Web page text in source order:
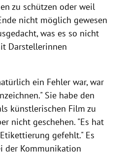
zu schützen oder weil
nicht möglich gewesen
was es so nicht
Darstellerinnen
ein Fehler war, war
Sie habe den
künstlerischen Film zu
nicht geschehen. "Es hat
gefehlt." Es
der Kommunikation